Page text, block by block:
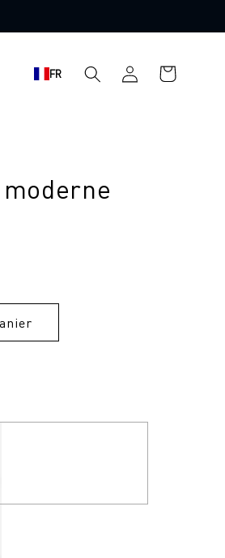
FR
connecter
Panier
d'achat